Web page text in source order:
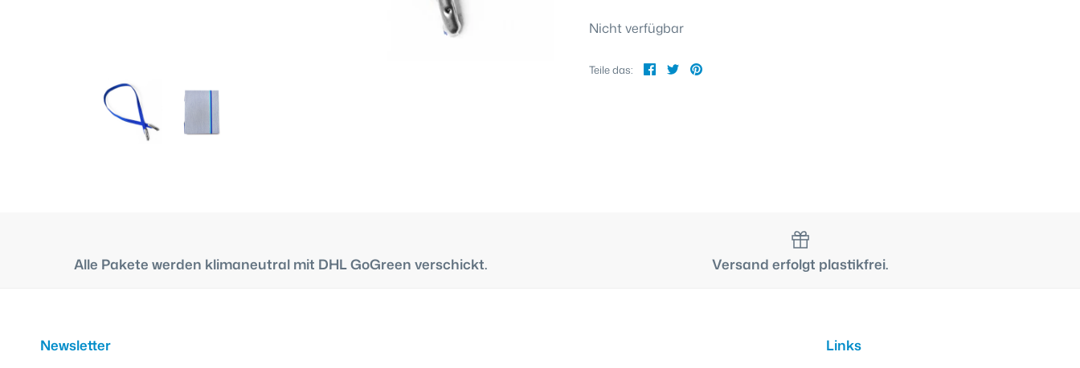
Nicht verfügbar
Teile das: TeilenTwitternPinnen
Alle Pakete werden klimaneutral mit DHL GoGreen verschickt. Versand erfolgt plastikfrei.
Newsletter Links